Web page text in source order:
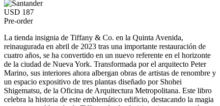
USD 187
Pre-order
La tienda insignia de Tiffany & Co. en la Quinta Avenida,
reinaugurada en abril de 2023 tras una importante restauración de
cuatro años, se ha convertido en un nuevo referente en el horizonte
de la ciudad de Nueva York. Transformada por el arquitecto Peter
Marino, sus interiores ahora albergan obras de artistas de renombre y
un espacio expositivo de tres plantas diseñado por Shohei
Shigematsu, de la Oficina de Arquitectura Metropolitana. Este libro
celebra la historia de este emblemático edificio, destacando la magia